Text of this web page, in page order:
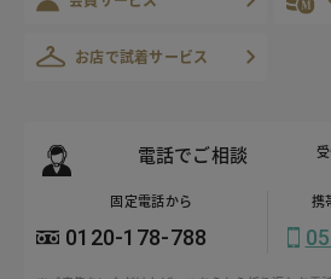
お店で試着サービス
電話でご相談
固定電話から
0120-178-788
携